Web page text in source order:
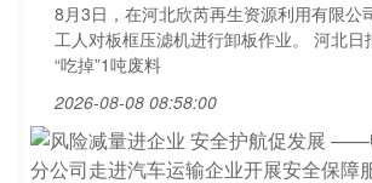
8月3日，在河北欣芮再生资源利用有限公
工人对板框压滤机进行卸板作业。 河北日
“吃掉”1吨废料
2026-08-08 08:58:00